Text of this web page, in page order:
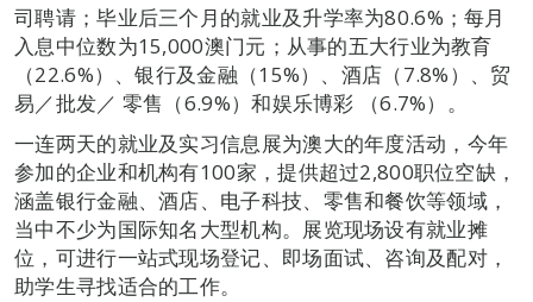
司聘请；毕业后三个月的就业及升学率为80.6%；每月
入息中位数为15,000澳门元；从事的五大行业为教育
（22.6%）、银行及金融（15%）、酒店（7.8%）、贸
易／批发／ 零售（6.9%）和娱乐博彩 （6.7%）。
一连两天的就业及实习信息展为澳大的年度活动，今年
参加的企业和机构有100家，提供超过2,800职位空缺，
涵盖银行金融、酒店、电子科技、零售和餐饮等领域，
当中不少为国际知名大型机构。展览现场设有就业摊
位，可进行一站式现场登记、即场面试、咨询及配对，
助学生寻找适合的工作。